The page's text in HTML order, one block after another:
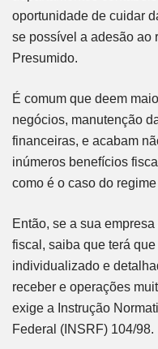
oportunidade de cuidar
se possível a adesão ao
Presumido.
É comum que deem
negócios, manutenção
financeiras, e acabam
inúmeros benefícios
como é o caso do
Então, se a sua
fiscal, saiba que terá
individualizado e
receber e operações
exige a Instrução
Federal (INSRF) 104/98.